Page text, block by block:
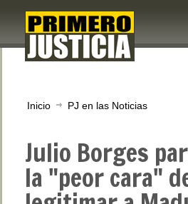
Inicio PJ en las Noticias
Julio Borges
la "peor cara"